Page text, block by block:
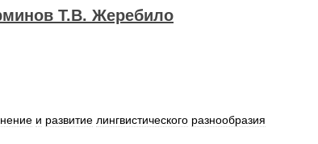
Т.В. Жеребило
и развитие лингвистического разнообразия